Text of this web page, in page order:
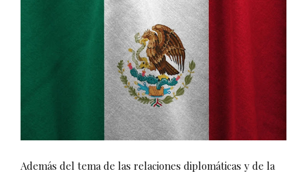
Además del tema de las relaciones diplomáticas y de la